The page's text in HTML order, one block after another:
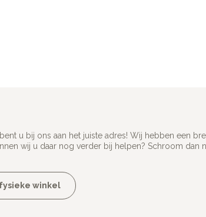
u bij ons aan het juiste adres! Wij hebben een
wij u daar nog verder bij helpen? Schroom dan
winkel